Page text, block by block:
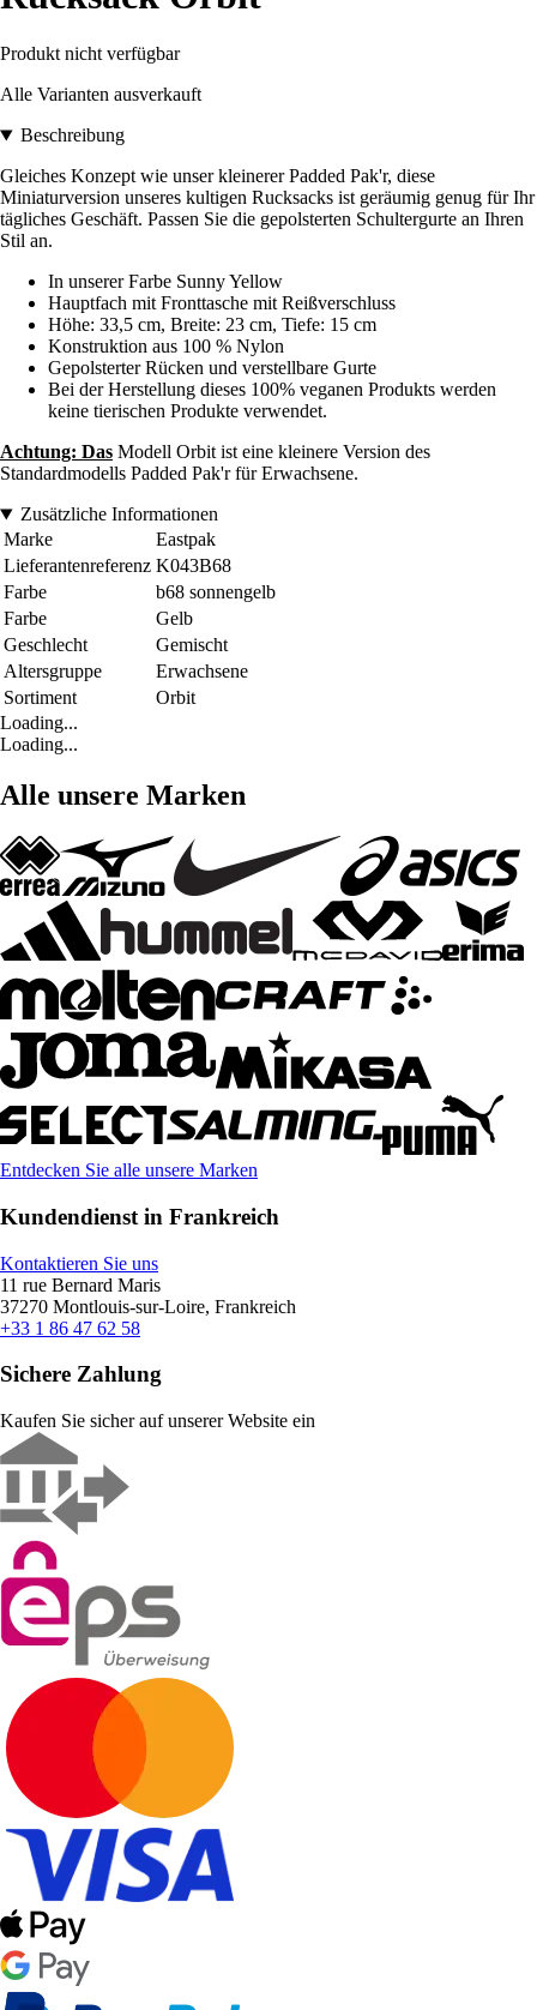
Produkt nicht verfügbar
Alle Varianten ausverkauft
Beschreibung
Gleiches Konzept wie unser kleinerer Padded Pak'r, diese
Miniaturversion unseres kultigen Rucksacks ist geräumig genug für Ihr
tägliches Geschäft. Passen Sie die gepolsterten Schultergurte an Ihren
Stil an.
In unserer Farbe Sunny Yellow
Hauptfach mit Fronttasche mit Reißverschluss
Höhe: 33,5 cm, Breite: 23 cm, Tiefe: 15 cm
Konstruktion aus 100 % Nylon
Gepolsterter Rücken und verstellbare Gurte
Bei der Herstellung dieses 100% veganen Produkts werden
keine tierischen Produkte verwendet.
Achtung: Das Modell Orbit ist eine kleinere Version des
Standardmodells Padded Pak'r für Erwachsene.
Zusätzliche Informationen
Marke
Eastpak
Lieferantenreferenz K043B68
Farbe
b68 sonnengelb
Farbe
Gelb
Geschlecht
Gemischt
Altersgruppe
Erwachsene
Sortiment
Orbit
Loading...
Loading...
Alle unsere Marken
Entdecken Sie alle unsere Marken
Kundendienst in Frankreich
Kontaktieren Sie uns
11 rue Bernard Maris
37270 Montlouis-sur-Loire, Frankreich
+33 1 86 47 62 58
Sichere Zahlung
Kaufen Sie sicher auf unserer Website ein